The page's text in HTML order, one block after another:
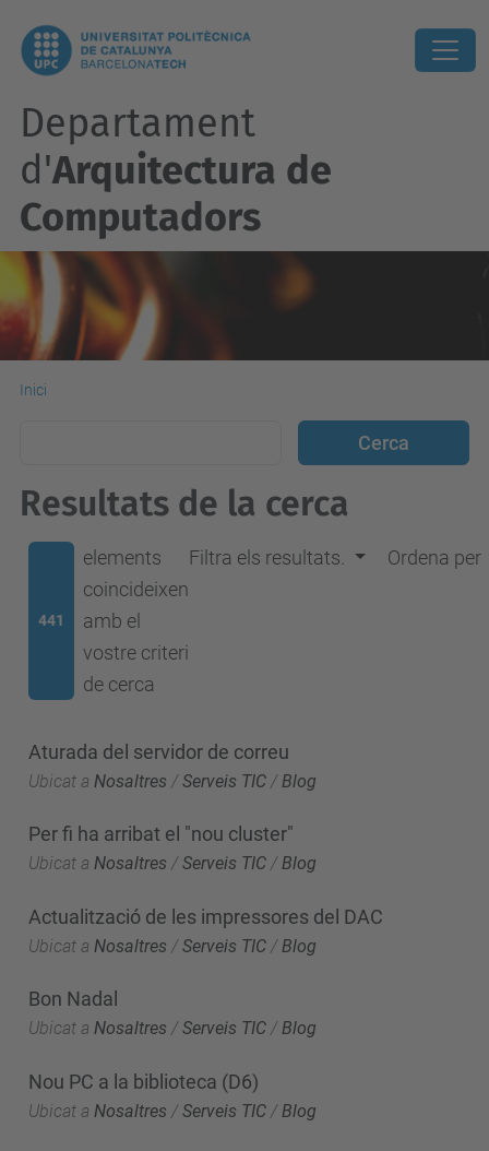
Departament
d'Arquitectura de
Computadors
Inici
Resultats de la cerca
441
elements
coincideixen
amb el
vostre criteri
de cerca
Filtra els resultats. Ordena per
Aturada del servidor de correu
Ubicat a Nosaltres /Serveis TIC / Blog
Per fi ha arribat el "nou cluster"
Ubicat a Nosaltres /Serveis TIC /Blog
Actualització de les impressores del DAC
Ubicat a Nosaltres /Serveis TIC / Blog
Bon Nadal
Ubicat a Nosaltres /Serveis TIC /Blog
Nou PC a la biblioteca (D6)
Ubicat a Nosaltres /Serveis TIC / Blog